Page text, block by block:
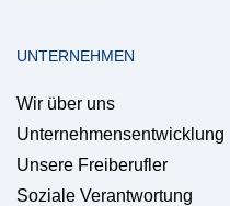
UNTERNEHMEN
Wir über uns
Unternehmensentwicklung
Unsere Freiberufler
Soziale Verantwortung